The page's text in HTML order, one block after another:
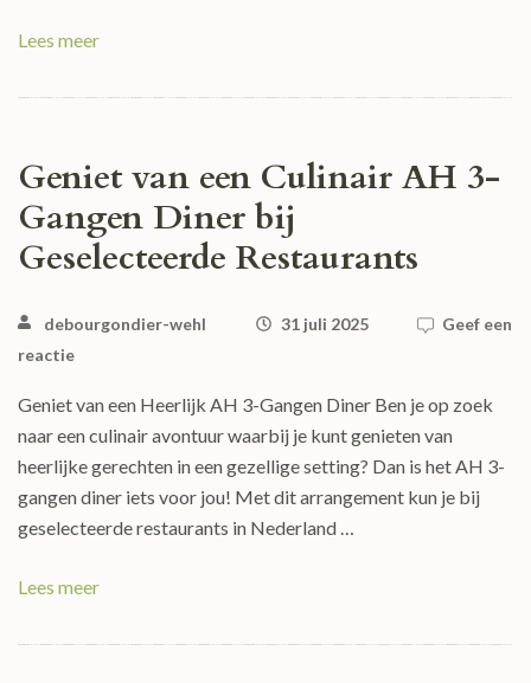
Lees meer
Geniet van een Culinair AH 3-
Gangen Diner bij
Geselecteerde Restaurants
debourgondier-wehl 31 juli 2025
Geef een
reactie
Geniet van een Heerlijk AH 3-Gangen Diner Ben je op zoek
naar een culinair avontuur waarbij je kunt genieten van
heerlijke gerechten in een gezellige setting? Dan is het AH 3-
gangen diner iets voor jou! Met dit arrangement kun je bij
geselecteerde restaurants in Nederland …
Lees meer